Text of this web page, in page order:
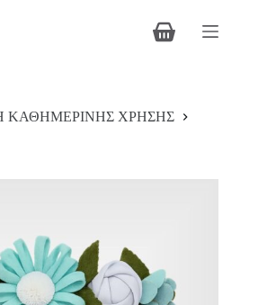
Καλάθι
ΚΑΘΗΜΕΡΙΝΗΣ ΧΡΗΣΗΣ